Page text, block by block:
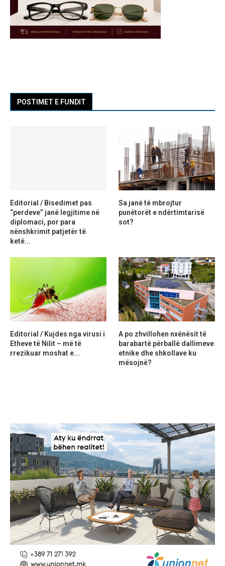
POSTIMET E FUNDIT
Editorial / Bisedimet pas
“perdeve” janë legjitime në
diplomaci, por para
nënshkrimit patjetër të
ketë...
Sa janë të mbrojtur
punëtorët e ndërtimtarisë
sot?
Editorial / Kujdes nga virusi i
Etheve të Nilit – më të
rrezikuar moshat e...
A po zhvillohen nxënësit të
barabartë përballë dallimeve
etnike dhe shkollave ku
mësojnë?